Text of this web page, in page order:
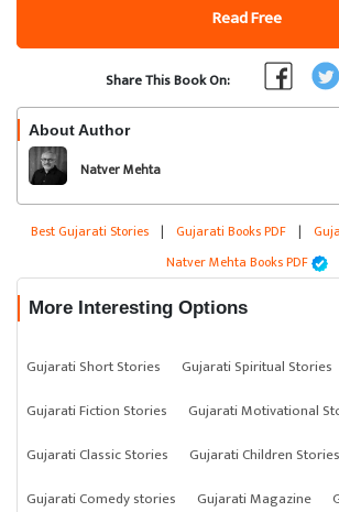
Read Free
Share This Book On:
About Author
Natver Mehta
Best Gujarati Stories | Gujarati Books PDF |
Natver Mehta Books PDF
More Interesting Options
Gujarati Short Stories
Gujarati Spiritual Stories
Gujarati Fiction Stories
Gujarati Motivational
Gujarati Classic Stories
Gujarati Children Stories
Gujarati Comedy stories
Gujarati Magazine